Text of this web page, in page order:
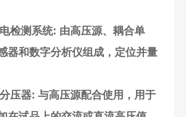
检测系统: 由高压源、耦合单
器和数字分析仪组成，定位并量
压器: 与高压源配合使用，用于